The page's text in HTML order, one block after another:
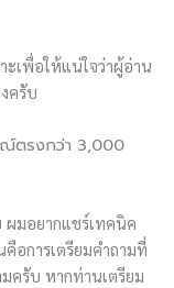
ะเพื่อให้แน่ใจว่าผู้อ่าน
ครับ
ณ์ตรงกว่า 3,000
ผมอยากแชร์เทคนิค
อการเตรียมคำถามที่
ครับ หากท่านเตรียม